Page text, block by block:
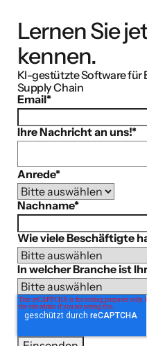
Lernen Sie
kennen.
KI-gestützte Software für
Supply Chain
Email*
Ihre Nachricht an uns!*
Anrede*
Nachname*
Wie viele Beschäftigte
In welcher Branche ist